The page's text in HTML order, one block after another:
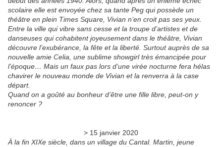
scolaire elle est envoyée chez sa tante Peg qui possède un
théâtre en plein Times Square, Vivian n’en croit pas ses yeux.
Entre la ville qui vibre sans cesse et la troupe d’artistes et de
danseuses qui cohabitent joyeusement dans le théâtre, Vivian
découvre l’exubérance, la fête et la liberté. Surtout auprès de sa
nouvelle amie Celia, une sublime showgirl très émancipée pour
l’époque… Mais un faux pas lors d’une virée nocturne fera hélas
chavirer le nouveau monde de Vivian et la renverra à la case
départ.
Quand on a goûté au bonheur d’être une fille libre, peut-on y
renoncer ?
> 15 janvier 2020
À la fin XIXe siècle, dans un village du Cantal. Martin, jeune